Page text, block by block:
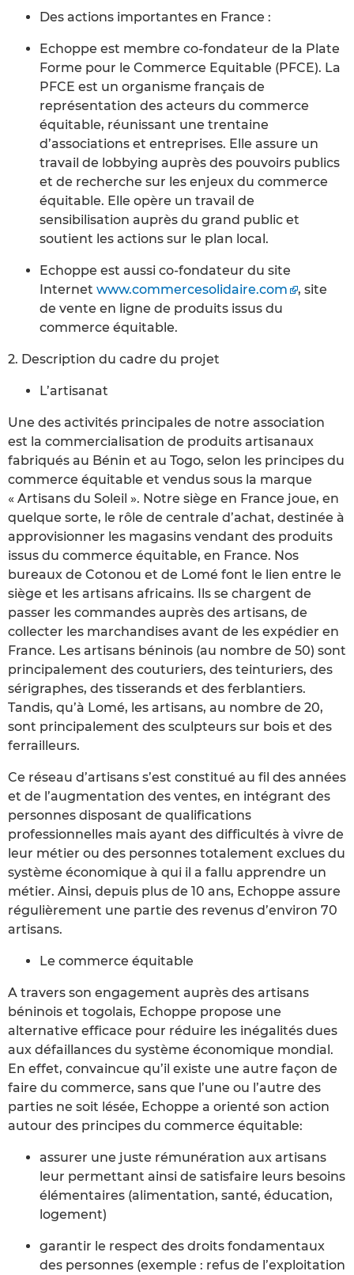
Des actions importantes en France :
Echoppe est membre co-fondateur de la Plate
Forme pour le Commerce Equitable (PFCE). La
PFCE est un organisme français de
représentation des acteurs du commerce
équitable, réunissant une trentaine
d’associations et entreprises. Elle assure un
travail de lobbying auprès des pouvoirs publics
et de recherche sur les enjeux du commerce
équitable. Elle opère un travail de
sensibilisation auprès du grand public et
soutient les actions sur le plan local.
Echoppe est aussi co-fondateur du site
Internet www.commercesolidaire.com
, site
de vente en ligne de produits issus du
commerce équitable.
2. Description du cadre du projet
L’artisanat
Une des activités principales de notre association
est la commercialisation de produits artisanaux
fabriqués au Bénin et au Togo, selon les principes du
commerce équitable et vendus sous la marque
« Artisans du Soleil ». Notre siège en France joue, en
quelque sorte, le rôle de centrale d’achat, destinée à
approvisionner les magasins vendant des produits
issus du commerce équitable, en France. Nos
bureaux de Cotonou et de Lomé font le lien entre le
siège et les artisans africains. Ils se chargent de
passer les commandes auprès des artisans, de
collecter les marchandises avant de les expédier en
France. Les artisans béninois (au nombre de 50) sont
principalement des couturiers, des teinturiers, des
sérigraphes, des tisserands et des ferblantiers.
Tandis, qu’à Lomé, les artisans, au nombre de 20,
sont principalement des sculpteurs sur bois et des
ferrailleurs.
Ce réseau d’artisans s’est constitué au fil des années
et de l’augmentation des ventes, en intégrant des
personnes disposant de qualifications
professionnelles mais ayant des difficultés à vivre de
leur métier ou des personnes totalement exclues du
système économique à qui il a fallu apprendre un
métier. Ainsi, depuis plus de 10 ans, Echoppe assure
régulièrement une partie des revenus d’environ 70
artisans.
Le commerce équitable
A travers son engagement auprès des artisans
béninois et togolais, Echoppe propose une
alternative efficace pour réduire les inégalités dues
aux défaillances du système économique mondial.
En effet, convaincue qu’il existe une autre façon de
faire du commerce, sans que l’une ou l’autre des
parties ne soit lésée, Echoppe a orienté son action
autour des principes du commerce équitable:
assurer une juste rémunération aux artisans
leur permettant ainsi de satisfaire leurs besoins
élémentaires (alimentation, santé, éducation,
logement)
garantir le respect des droits fondamentaux
des personnes (exemple : refus de l’exploitation